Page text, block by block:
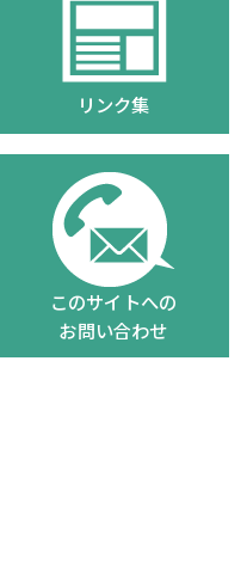
リンク集
このサイトへの
お問い合わせ